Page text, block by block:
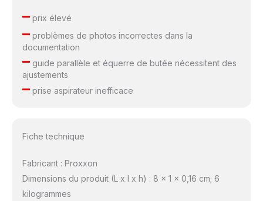
–prix élevé
–problèmes de photos incorrectes dans la
documentation
–guide parallèle et équerre de butée nécessitent des
ajustements
–prise aspirateur inefficace
Fiche technique
Fabricant : Proxxon
Dimensions du produit (L x l x h) : 8 x 1 x 0,16 cm; 6
kilogrammes